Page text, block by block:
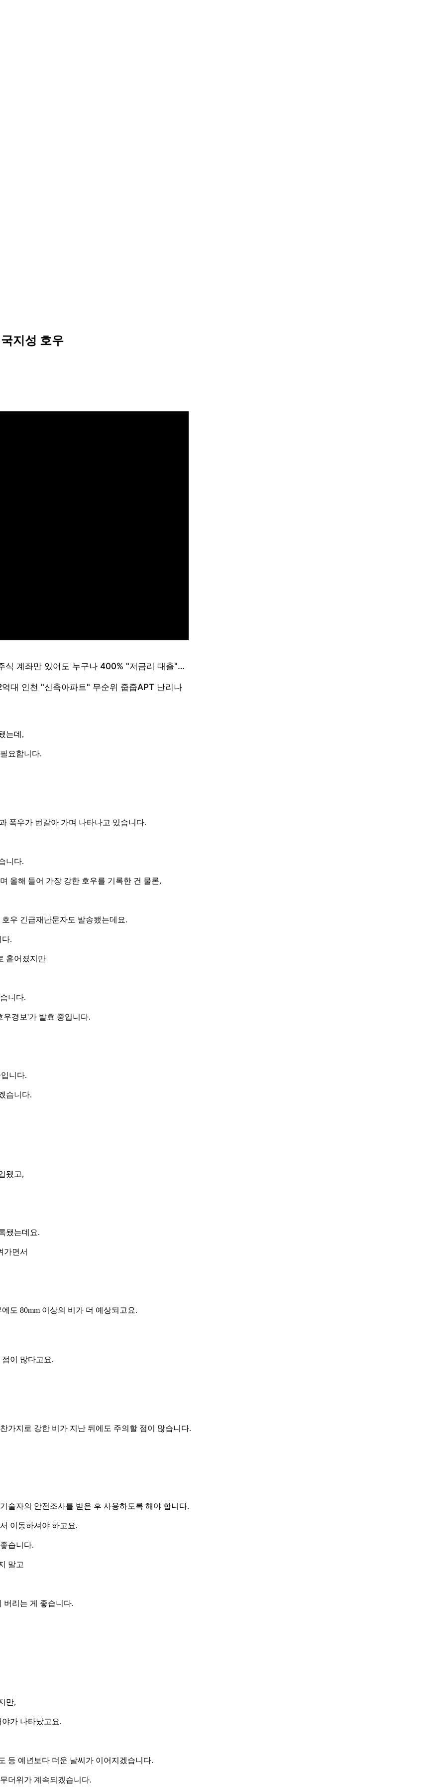
지성 호우
는데,
요합니다.
폭우가 번갈아 가며 나타나고 있습니다.
니다.
올해 들어 가장 강한 호우를 기록한 건 물론,
우 긴급재난문자도 발송됐는데요.
.
흩어졌지만
니다.
경보'가 발효 중입니다.
니다.
습니다.
됐고,
됐는데요.
가면서
도 80mm 이상의 비가 더 예상되고요.
이 많다고요.
가지로 강한 비가 지난 뒤에도 주의할 점이 많습니다.
술자의 안전조사를 받은 후 사용하도록 해야 합니다.
이동하셔야 하고요.
습니다.
말고
버리는 게 좋습니다.
만,
가 나타났고요.
등 예년보다 더운 날씨가 이어지겠습니다.
더위가 계속되겠습니다.